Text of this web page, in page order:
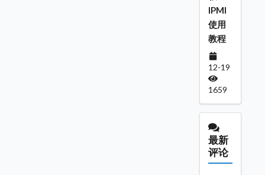
IPMI
使用
教程
12-19
1659
最新
评论